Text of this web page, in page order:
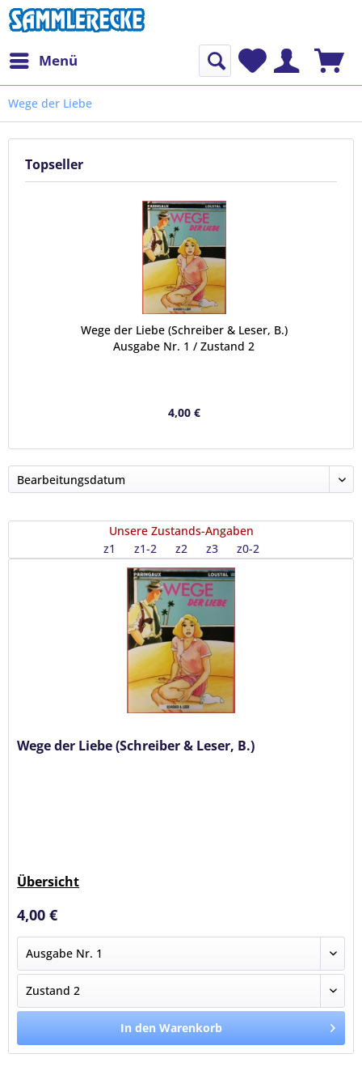
Menü
Wege der Liebe
Topseller
Wege der Liebe (Schreiber & Leser, B.)
Ausgabe Nr. 1 / Zustand 2
4,00 €
Unsere Zustands-Angaben
z1
z1-2 z2 z3 z0-2
Wege der Liebe (Schreiber & Leser, B.)
Übersicht
4,00 €
In den Warenkorb